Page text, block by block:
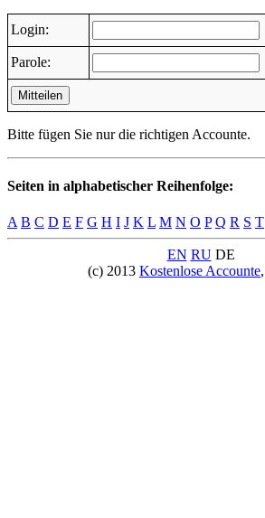
Login:
Parole:
Mitteilen
Bitte fügen Sie nur die richtigen Accounte.
Seiten in alphabetischer Reihenfolge:
A B C D E F G H I J K L M N O P Q R S T
EN RUDE
(c) 2013 Kostenlose Accounte,